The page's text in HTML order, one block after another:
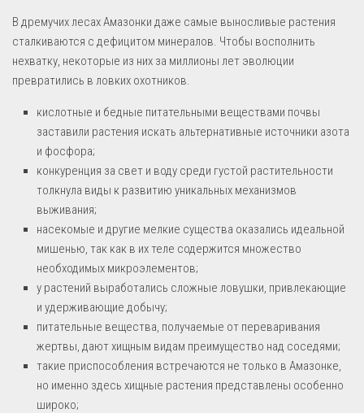
В дремучих лесах Амазонки даже самые выносливые растения
сталкиваются с дефицитом минералов. Чтобы восполнить
нехватку, некоторые из них за миллионы лет эволюции
превратились в ловких охотников.
кислотные и бедные питательными веществами почвы
заставили растения искать альтернативные источники азота
и фосфора;
конкуренция за свет и воду среди густой растительности
толкнула виды к развитию уникальных механизмов
выживания;
насекомые и другие мелкие существа оказались идеальной
мишенью, так как в их теле содержится множество
необходимых микроэлементов;
у растений выработались сложные ловушки, привлекающие
и удерживающие добычу;
питательные вещества, получаемые от переваривания
жертвы, дают хищным видам преимущество над соседями;
такие приспособления встречаются не только в Амазонке,
но именно здесь хищные растения представлены особенно
широко;